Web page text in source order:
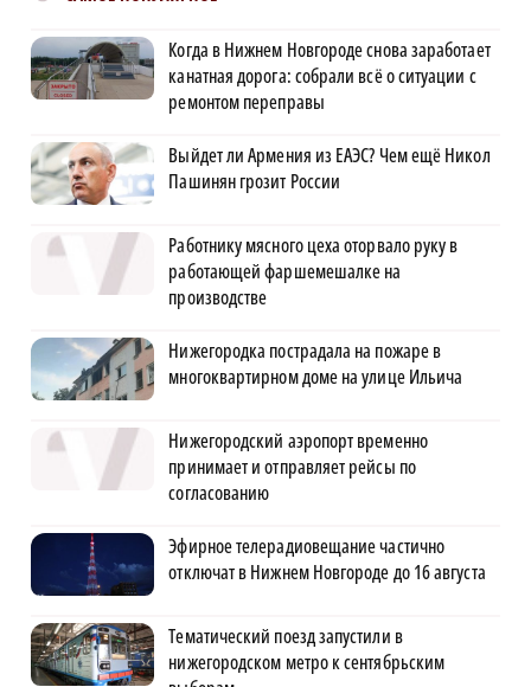
Когда в Нижнем Новгороде снова заработает
канатная дорога: собрали всё о ситуации с
ремонтом переправы
Выйдет ли Армения из ЕАЭС? Чем ещё Никол
Пашинян грозит России
Работнику мясного цеха оторвало руку в
работающей фаршемешалке на
производстве
Нижегородка пострадала на пожаре в
многоквартирном доме на улице Ильича
Нижегородский аэропорт временно
принимает и отправляет рейсы по
согласованию
Эфирное телерадиовещание частично
отключат в Нижнем Новгороде до 16 августа
Тематический поезд запустили в
нижегородском метро к сентябрьским